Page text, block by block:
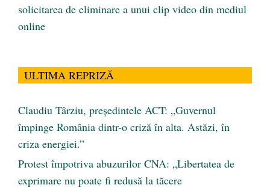
solicitarea de eliminare a unui clip video din mediul
online
ULTIMA REPRIZĂ
Claudiu Târziu, președintele ACT: „Guvernul
împinge România dintr-o criză în alta. Astăzi, în
criza energiei.”
Protest împotriva abuzurilor CNA: „Libertatea de
exprimare nu poate fi redusă la tăcere